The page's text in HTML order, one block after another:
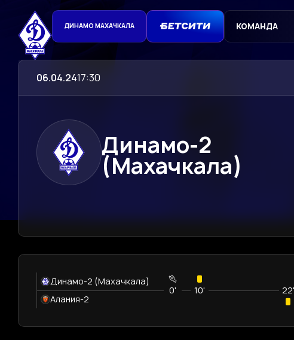
ДИНАМО МАХАЧКАЛА КОМАНДА
06.04.2417:30
Динамо-2
(Махачкала)
Динамо-2 (Махачкала)
Алания-2
0' 10' 22'